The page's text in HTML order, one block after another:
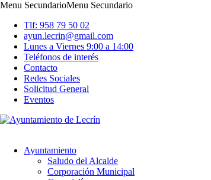
Menu SecundarioMenu Secundario
Tlf: 958 79 50 02
ayun.lecrin@gmail.com
Lunes a Viernes 9:00 a 14:00
Teléfonos de interés
Contacto
Redes Sociales
Solicitud General
Eventos
Ayuntamiento
Saludo del Alcalde
Corporación Municipal